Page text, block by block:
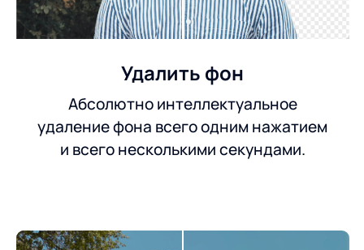
Удалить фон
Абсолютно интеллектуальное
удаление фона всего одним нажатием
и всего несколькими секундами.